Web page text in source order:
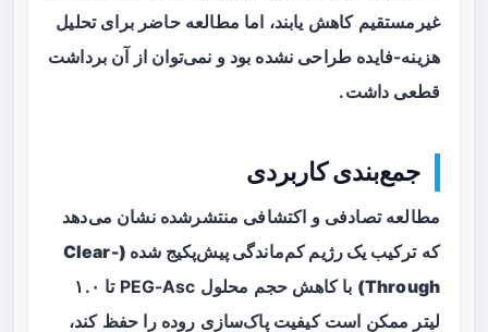
غیرمستقیم کاهش یابند، اما مطالعه حاضر برای تحلیل
هزینه-فایده طراحی نشده بود و نمی‌توان از آن برداشت
قطعی داشت.
جمع‌بندی کاربردی
مطالعه تصادفی و اکتشافی منتشرشده نشان می‌دهد
که
ترکیب یک رژیم کم‌ماندگی پیش‌پکیج شده (Clear-
Through)
با کاهش حجم محلول PEG-Asc تا ۱.۰
لیتر ممکن است کیفیت پاک‌سازی روده را حفظ کند،